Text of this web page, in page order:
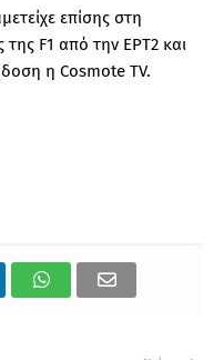
επίσης στη
της F1 από την ΕΡΤ2 και
η Cosmote TV.